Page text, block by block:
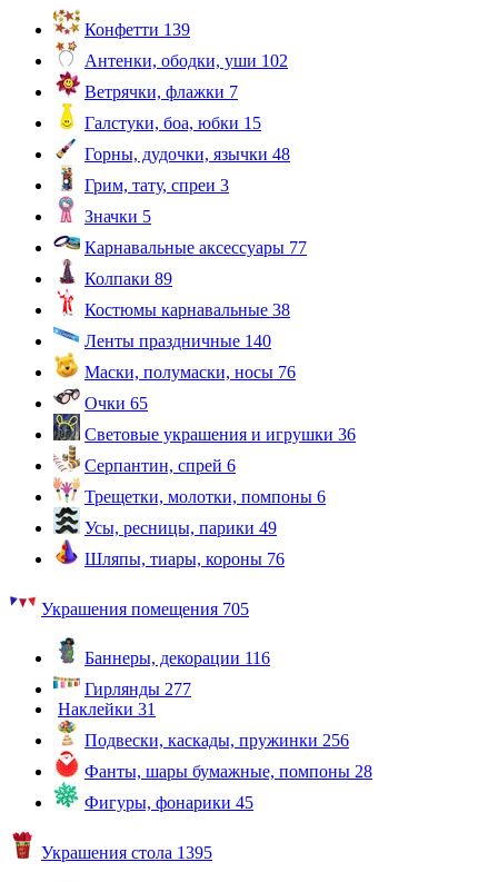
Конфетти 139
Антенки, ободки, уши 102
Ветрячки, флажки 7
Галстуки, боа, юбки 15
Горны, дудочки, язычки 48
Грим, тату, спреи 3
Значки 5
Карнавальные аксессуары 77
Колпаки 89
Костюмы карнавальные 38
Ленты праздничные 140
Маски, полумаски, носы 76
Очки 65
Световые украшения и игрушки 36
Серпантин, спрей 6
Трещетки, молотки, помпоны 6
Усы, ресницы, парики 49
Шляпы, тиары, короны 76
Украшения помещения 705
Баннеры, декорации 116
Гирлянды 277
Наклейки 31
Подвески, каскады, пружинки 256
Фанты, шары бумажные, помпоны 28
Фигуры, фонарики 45
Украшения стола 1395